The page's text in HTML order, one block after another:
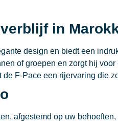
in
design en biedt een
of groepen en zorgt hij voor
F-Pace een rijervaring die
afgestemd op uw